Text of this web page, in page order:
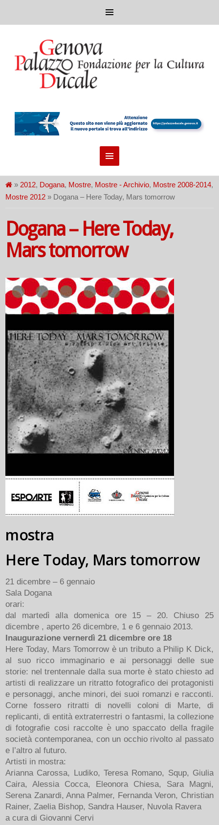
» 2012, Dogana, Mostre, Mostre - Archivio, Mostre 2008-2014,
Mostre 2012 » Dogana – Here Today, Mars tomorrow
Dogana – Here Today,
Mars tomorrow
mostra
Here Today, Mars tomorrow
21 dicembre – 6 gennaio
Sala Dogana
orari:
dal martedì alla domenica ore 15 – 20. Chiuso 25
dicembre , aperto 26 dicembre, 1 e 6 gennaio 2013.
Inaugurazione vernerdì 21 dicembre ore 18
Here Today, Mars Tomorrow è un tributo a Philip K Dick,
al suo ricco immaginario e ai personaggi delle sue
storie: nel trentennale dalla sua morte è stato chiesto ad
artisti di realizzare un ritratto fotografico dei protagonisti
e personaggi, anche minori, dei suoi romanzi e racconti.
Corne fossero ritratti di novelli coloni di Marte, di
replicanti, di entità extraterrestri o fantasmi, la collezione
di fotografie cosi raccolte èuno spaccato della fragile
società contemporanea, con un occhio rivolto al passato
e l’altro al futuro.
Artisti in mostra:
Arianna Carossa, Ludiko, Teresa Romano, Squp, Giulia
Caira, Alessia Cocca, Eleonora Chiesa, Sara Magni,
Serena Zanardi, Anna Palmer, Fernanda Veron, Christian
Rainer, Zaelia Bishop, Sandra Hauser, Nuvola Ravera
a cura di Giovanni Cervi